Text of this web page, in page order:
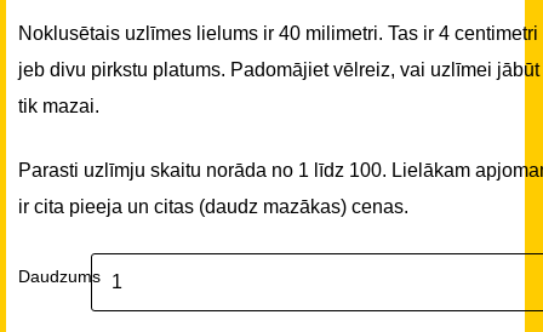
Noklusētais uzlīmes lielums ir 40 milimetri. Tas ir 4 centimetri
jeb divu pirkstu platums. Padomājiet vēlreiz, vai uzlīmei jābūt
tik mazai.
Parasti uzlīmju skaitu norāda no 1 līdz 100. Lielākam
ir cita pieeja un citas (daudz mazākas) cenas.
Daudzums